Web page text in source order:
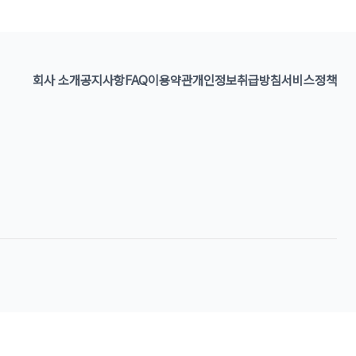
회사 소개공지사항FAQ이용약관개인정보취급방침서비스정책